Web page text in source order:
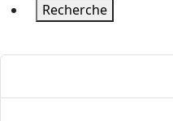
Recherche